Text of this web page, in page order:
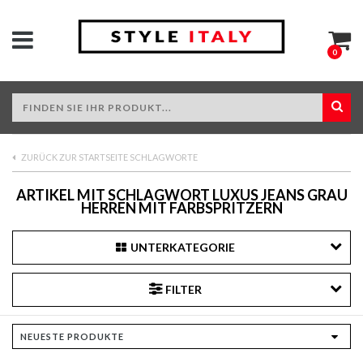
0
ZURÜCK ZUR STARTSEITE SCHLAGWORTE
ARTIKEL MIT SCHLAGWORT LUXUS JEANS GRAU
HERREN MIT FARBSPRITZERN
UNTERKATEGORIE
FILTER